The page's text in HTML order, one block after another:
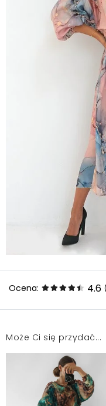
Ocena: 4.6
Śliczna, polecam
Widać że dokładnie
Może Ci się przydać...